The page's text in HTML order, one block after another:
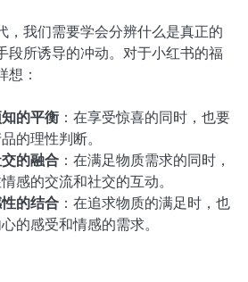
，我们需要学会分辨什么是真正的
段所诱导的冲动。对于小红书的福
：
的平衡 ：在享受惊喜的同时，也要
的理性判断。
的融合 ：在满足物质需求的同时，
感的交流和社交的互动。
的结合 ：在追求物质的满足时，也
的感受和情感的需求。